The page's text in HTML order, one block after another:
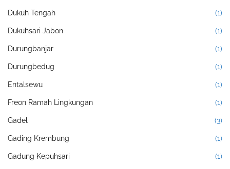
Dukuh Tengah (1)
Dukuhsari Jabon (1)
Durungbanjar (1)
Durungbedug (1)
Entalsewu (1)
Freon Ramah Lingkungan (1)
Gadel (3)
Gading Krembung (1)
Gadung Kepuhsari (1)